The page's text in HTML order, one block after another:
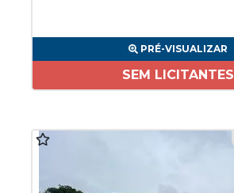
PRÉ-VISUALIZAR
SEM LICITANTES